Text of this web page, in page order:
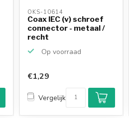
OKS-10614
Coax IEC (v) schroef
connector - metaal /
recht
Op voorraad
€1,29
Vergelijk